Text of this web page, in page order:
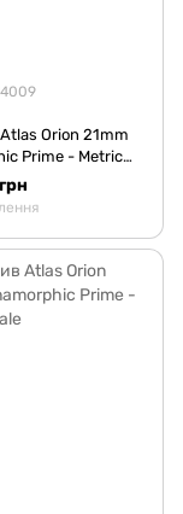
Orion 21mm
Prime - Metric